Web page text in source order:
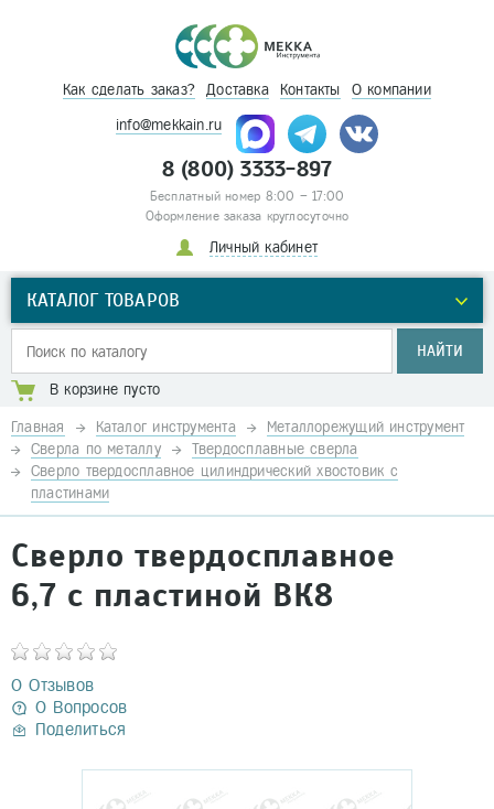
Как сделать заказ? Доставка Контакты О компании
info@mekkain.ru
8 (800) 3333-897
Бесплатный номер 8:00 – 17:00
Оформление заказа круглосуточно
Личный кабинет
КАТАЛОГ ТОВАРОВ
НАЙТИ
В корзине пусто
Главная Каталог инструмента
Металлорежущий инструмент
Сверла по металлу
Твердосплавные сверла
Сверло твердосплавное цилиндрический хвостовик с
пластинами
Сверло твердосплавное
6,7 с пластиной ВК8
0 Отзывов
0 Вопросов
Поделиться